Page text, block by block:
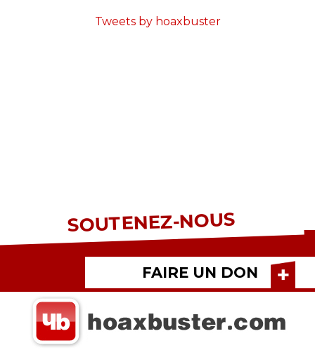
Tweets by hoaxbuster
SOUTENEZ-NOUS
FAIRE UN DON